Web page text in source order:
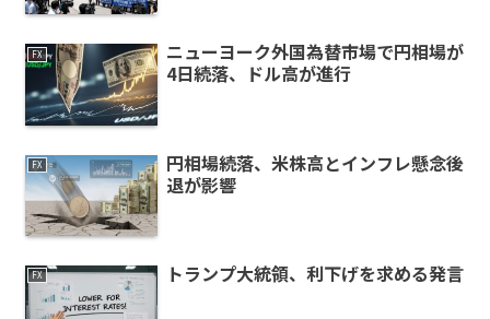
FX
ニューヨーク外国為替市場で円相場が
4日続落、ドル高が進行
FX
円相場続落、米株高とインフレ懸念後
退が影響
FX トランプ大統領、利下げを求める発言